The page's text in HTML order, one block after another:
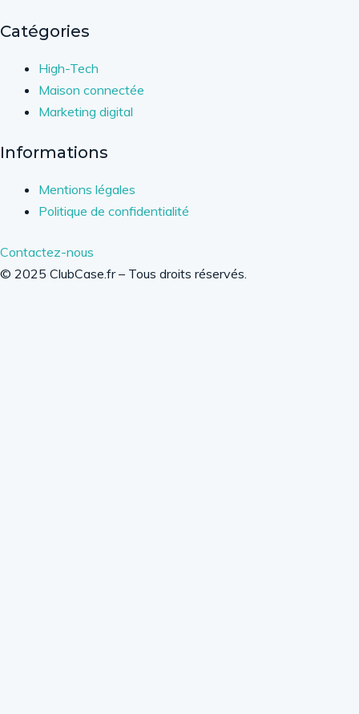
Catégories
High-Tech
Maison connectée
Marketing digital
Informations
Mentions légales
Politique de confidentialité
Contactez-nous
© 2025 ClubCase.fr – Tous droits réservés.